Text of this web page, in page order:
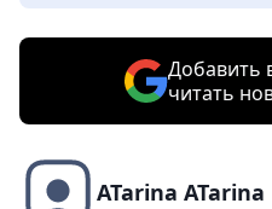
Добавить
читать
ATarina ATarina